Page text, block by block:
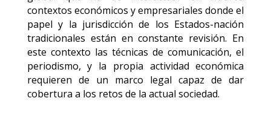
contextos económicos y empresariales donde el
papel y la jurisdicción de los Estados-nación
tradicionales están en constante revisión. En
este contexto las técnicas de comunicación, el
periodismo, y la propia actividad económica
requieren de un marco legal capaz de dar
cobertura a los retos de la actual sociedad.